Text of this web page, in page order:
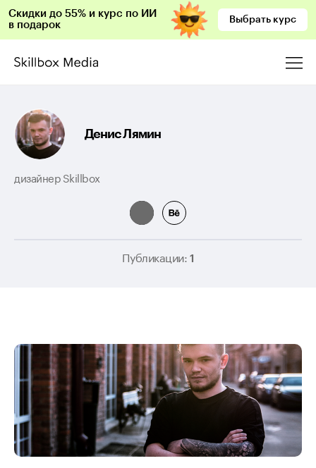
Скидки до 55% и курс по ИИ
в подарок
Выбрать курс
Денис Лямин
дизайнер Skillbox
Публикации: 1